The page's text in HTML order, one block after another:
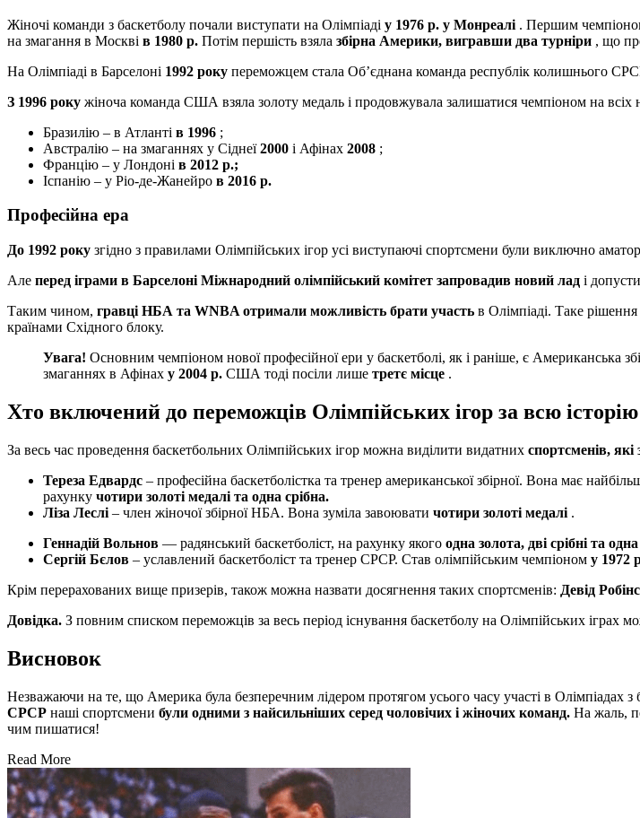
Жіночі команди з баскетболу почали виступати на Олімпіаді у 1976 р. у Монреалі . Першим
на змагання в Москві в 1980 р. Потім першість взяла збірна Америки, вигравши два турніри , що
На Олімпіаді в Барселоні 1992 року переможцем стала Об’єднана команда республік колишнього
З 1996 року жіноча команда США взяла золоту медаль і продовжувала залишатися чемпіоном на всіх
Бразилію – в Атланті в 1996 ;
Австралію – на змаганнях у Сіднеї2000 і Афінах 2008 ;
Францію – у Лондоні в 2012 р.;
Іспанію – у Ріо-де-Жанейро в 2016 р.
Професійна ера
До 1992 року згідно з правилами Олімпійських ігор усі виступаючі спортсмени були виключно
Але перед іграми в Барселоні Міжнародний олімпійський комітет запровадив новий лад і
Таким чином, гравці НБА та WNBA отримали можливість брати участь в Олімпіаді. Таке
країнами Східного блоку.
Увага! Основним чемпіоном нової професійної ери у баскетболі, як і раніше, є
змаганнях в Афінах у 2004 р. США тоді посіли лише третє місце .
Хто включений до переможців Олімпійських ігор за всю
За весь час проведення баскетбольних Олімпійських ігор можна виділити видатних спортсменів, які
Тереза ​​Едвардс – професійна баскетболістка та тренер американської збірної. Вона має
рахунку чотири золоті медалі та одна срібна.
Ліза Леслі – член жіночої збірної НБА. Вона зуміла завоювати чотири золоті медалі .
Геннадій Вольнов — радянський баскетболіст, на рахунку якого одна золота, дві срібні та
Сергій Бєлов – уславлений баскетболіст та тренер СРСР. Став олімпійським чемпіоном у 1972
Крім перерахованих вище призерів, також можна назвати досягнення таких спортсменів: Девід
Довідка. З повним списком переможців за весь період існування баскетболу на Олімпійських іграх
Висновок
Незважаючи на те, що Америка була безперечним лідером протягом усього часу участі в Олімпіадах з
СРСР наші спортсмени були одними з найсильніших серед чоловічих і жіночих команд. На жаль,
чим пишатися!
Read More